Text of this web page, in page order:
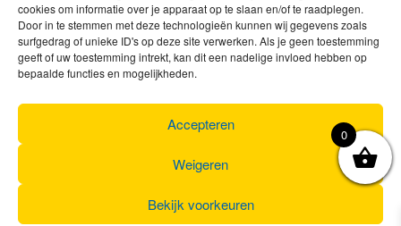
cookies om informatie over je apparaat op te slaan en/of te raadplegen.
Door in te stemmen met deze technologieën kunnen wij gegevens zoals
surfgedrag of unieke ID's op deze site verwerken. Als je geen toestemming
geeft of uw toestemming intrekt, kan dit een nadelige invloed hebben op
bepaalde functies en mogelijkheden.
Accepteren
Weigeren
Bekijk voorkeuren
Ma
gesloten
Di
9u – 12u
13u – 18u00
Wo
9u – 12u
13u – 18u00
Do
9u – 12u
13u – 18u00
13u – 18u00
Za
0